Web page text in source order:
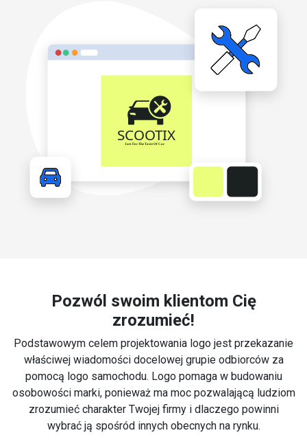
Pozwól swoim klientom Cię
zrozumieć!
Podstawowym celem projektowania logo jest przekazanie
właściwej wiadomości docelowej grupie odbiorców za
pomocą logo samochodu. Logo pomaga w budowaniu
osobowości marki, ponieważ ma moc pozwalającą ludziom
zrozumieć charakter Twojej firmy i dlaczego powinni
wybrać ją spośród innych obecnych na rynku.